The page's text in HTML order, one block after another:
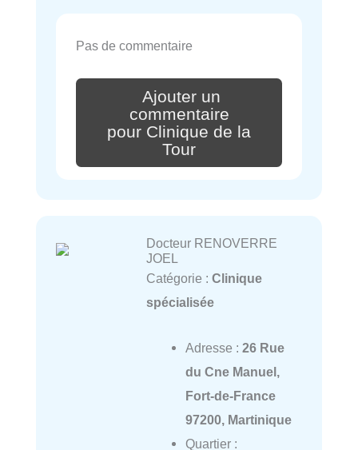
Pas de commentaire
Ajouter un
commentaire
pour Clinique de la
Tour
Docteur RENOVERRE
JOEL
Catégorie : Clinique
spécialisée
Adresse : 26 Rue
du Cne Manuel,
Fort-de-France
97200, Martinique
Quartier :